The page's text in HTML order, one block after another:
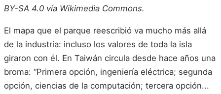
BY-SA 4.0 vía Wikimedia Commons.
El mapa que el parque reescribió va mucho más allá
de la industria: incluso los valores de toda la isla
giraron con él. En Taiwán circula desde hace años una
broma: “Primera opción, ingeniería eléctrica; segunda
opción, ciencias de la computación; tercera opción...